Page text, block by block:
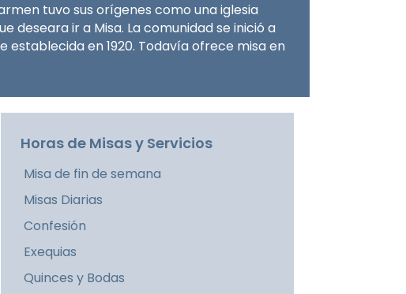
tuvo sus orígenes como una iglesia
ir a Misa. La comunidad se inició a
establecida en 1920. Todavía ofrece misa en
Horas de Misas y Servicios
Misa de fin de semana
Misas Diarias
Confesión
Exequias
Quinces y Bodas